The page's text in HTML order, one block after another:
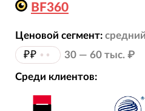
BF360
Ценовой сегмент: средний
₽₽ •• 30 — 60 тыс. ₽
Среди клиентов: